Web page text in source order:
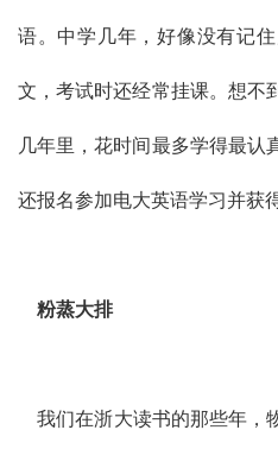
语。中学几年，好像没有记
文，考试时还经常挂课。想不
几年里，花时间最多学得最认
还报名参加电大英语学习并获
粉蒸大排
我们在浙大读书的那些年，